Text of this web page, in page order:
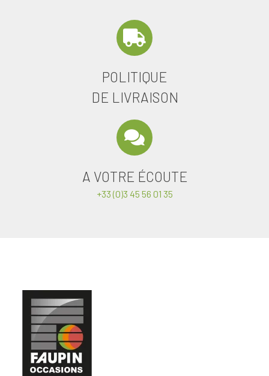
POLITIQUE
DE LIVRAISON
A VOTRE ÉCOUTE
+33 (0)3 45 56 01 35